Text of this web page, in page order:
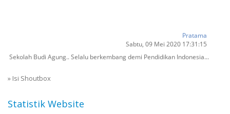
» Isi Shoutbox
Statistik Website